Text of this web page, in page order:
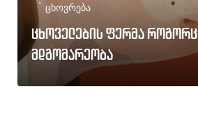
ცხოვრება
ცხოველების ფერმა როგორც
მდგომარეობა